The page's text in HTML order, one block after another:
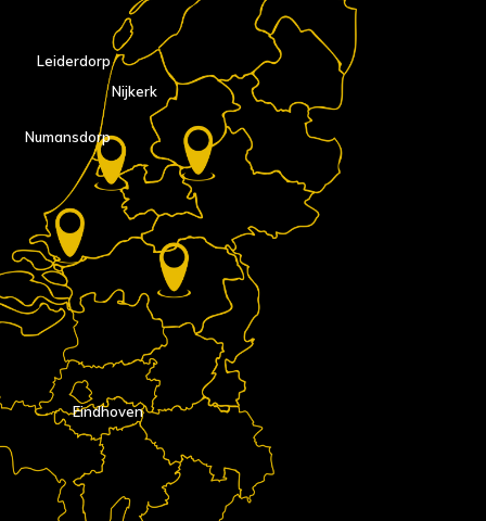
Eindhoven
Nijkerk
Numansdorp
Leiderdorp